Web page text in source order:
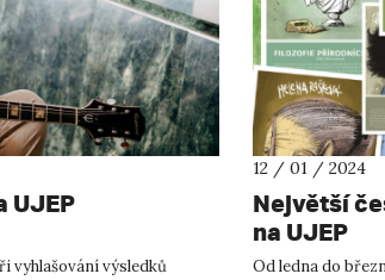
UJEP
vyhlašování výsledků
12 / 01 / 2024
Největší
na UJEP
Od ledna do